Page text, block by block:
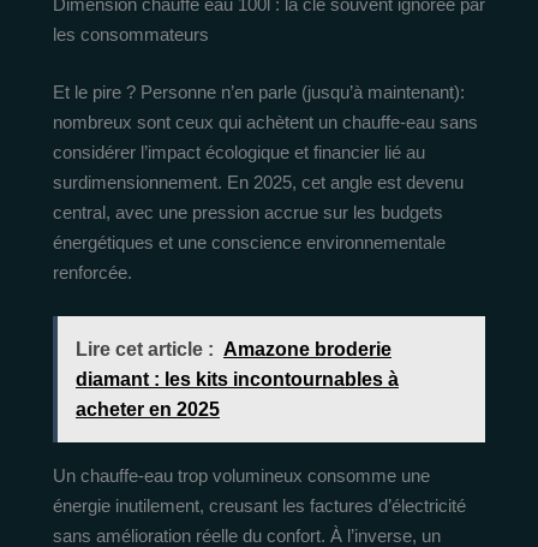
Dimension chauffe eau 100l : la clé souvent ignorée par
les consommateurs
Et le pire ? Personne n’en parle (jusqu’à maintenant):
nombreux sont ceux qui achètent un chauffe-eau sans
considérer l’impact écologique et financier lié au
surdimensionnement. En 2025, cet angle est devenu
central, avec une pression accrue sur les budgets
énergétiques et une conscience environnementale
renforcée.
Lire cet article : Amazone broderie
diamant : les kits incontournables à
acheter en 2025
Un chauffe-eau trop volumineux consomme une
énergie inutilement, creusant les factures d’électricité
sans amélioration réelle du confort. À l’inverse, un